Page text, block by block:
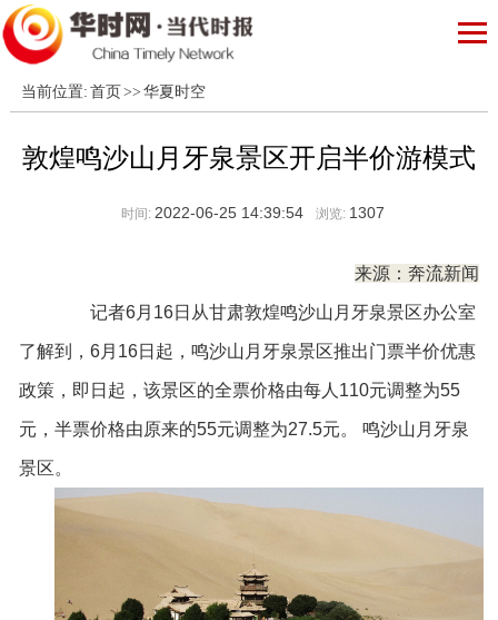
当前位置: 首页 >> 华夏时空
敦煌鸣沙山月牙泉景区开启半价游模式
时间: 2022-06-25 14:39:54 浏览: 1307
来源：奔流新闻
记者6月16日从甘肃敦煌鸣沙山月牙泉景区办公室
了解到，6月16日起，鸣沙山月牙泉景区推出门票半价优惠
政策，即日起，该景区的全票价格由每人110元调整为55
元，半票价格由原来的55元调整为27.5元。 鸣沙山月牙泉
景区。